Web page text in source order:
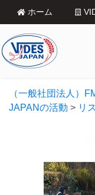
ホーム
（一般社団法人）
JAPANの活動 > リ